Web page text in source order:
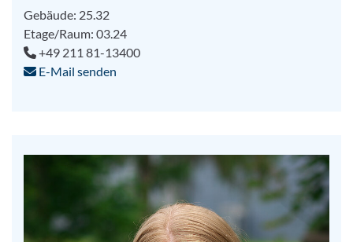
Gebäude: 25.32
Etage/Raum: 03.24
+49 211 81-13400
E-Mail senden